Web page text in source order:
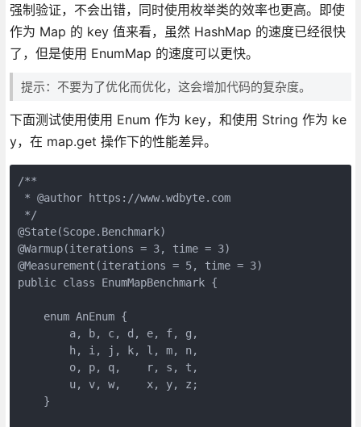
强制验证，不会出错，同时使用枚举类的效率也更高。即使
作为 Map 的 key 值来看，虽然 HashMap 的速度已经很快
了，但是使用 EnumMap 的速度可以更快。
提示：不要为了优化而优化，这会增加代码的复杂度。
下面测试使用使用 Enum 作为 key，和使用 String 作为 ke
y，在 map.get 操作下的性能差异。
/**
* @author https://www.wdbyte.com
*/
@State(Scope.Benchmark)
@Warmup(iterations = 3, time = 3)
@Measurement(iterations = 5, time = 3)
public class EnumMapBenchmark {
    enum AnEnum {
        a, b, c, d, e, f, g,
        h, i, j, k, l, m, n,
        o, p, q,    r, s, t,
        u, v, w,    x, y, z;
    }